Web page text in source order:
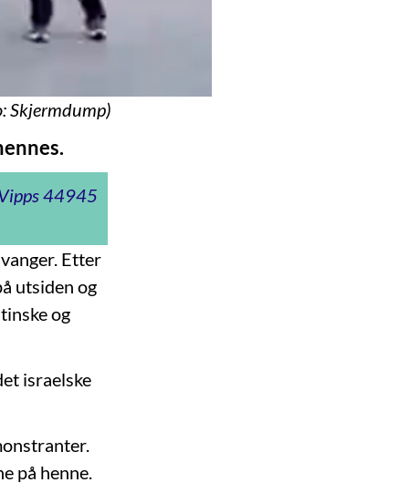
Skjermdump)
44945
Etter
utsiden og
og
israelske
på henne.